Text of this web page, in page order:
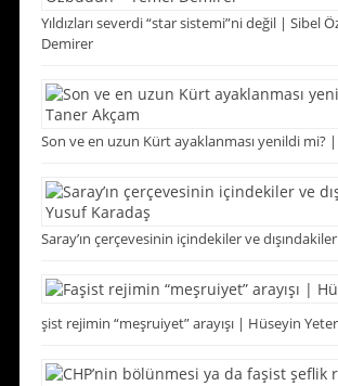
Yıldızları severdi “star sistemi”ni değil | Sibel
Demirer
Son ve en uzun Kürt ayaklanması yenildi mi?
Saray’ın çerçevesinin içindekiler ve
şist rejimin “meşruiyet” arayışı | Hüseyin Yeter